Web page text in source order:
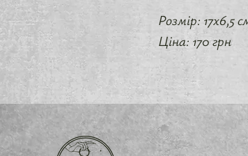
Розмір: 17х6,5
Ціна: 170 грн